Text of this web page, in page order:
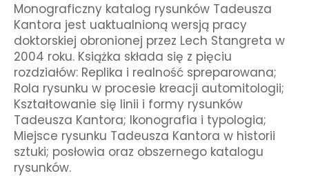
Monograficzny katalog rysunków Tadeusza
Kantora jest uaktualnioną wersją pracy
doktorskiej obronionej przez Lech Stangreta w
2004 roku. Książka składa się z pięciu
rozdziałów: Replika i realność spreparowana;
Rola rysunku w procesie kreacji automitologii;
Kształtowanie się linii i formy rysunków
Tadeusza Kantora; Ikonografia i typologia;
Miejsce rysunku Tadeusza Kantora w historii
sztuki; posłowia oraz obszernego katalogu
rysunków.